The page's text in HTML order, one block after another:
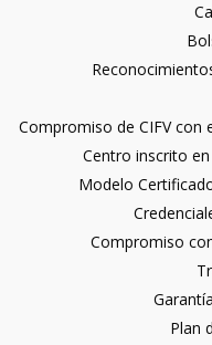
Compromiso de CIFV con
Centro inscrito
Modelo
Compromiso
Plan